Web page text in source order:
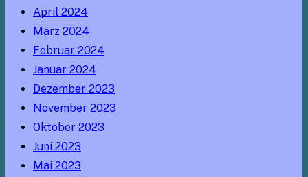
April 2024
März 2024
Februar 2024
Januar 2024
Dezember 2023
November 2023
Oktober 2023
Juni 2023
Mai 2023